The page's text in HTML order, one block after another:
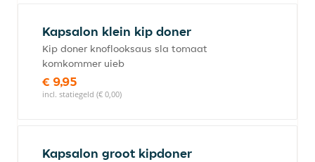
Kapsalon klein kip doner
Kip doner knoflooksaus sla tomaat
komkommer uieb
€ 9,95
incl. statiegeld (€ 0,00)
Kapsalon groot kipdoner